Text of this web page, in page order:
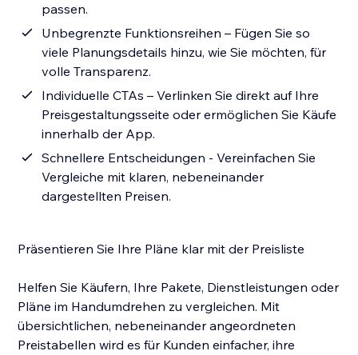
passen.
Unbegrenzte Funktionsreihen – Fügen Sie so
viele Planungsdetails hinzu, wie Sie möchten, für
volle Transparenz.
Individuelle CTAs – Verlinken Sie direkt auf Ihre
Preisgestaltungsseite oder ermöglichen Sie Käufe
innerhalb der App.
Schnellere Entscheidungen - Vereinfachen Sie
Vergleiche mit klaren, nebeneinander
dargestellten Preisen.
Präsentieren Sie Ihre Pläne klar mit der Preisliste
Helfen Sie Käufern, Ihre Pakete, Dienstleistungen oder
Pläne im Handumdrehen zu vergleichen. Mit
übersichtlichen, nebeneinander angeordneten
Preistabellen wird es für Kunden einfacher, ihre